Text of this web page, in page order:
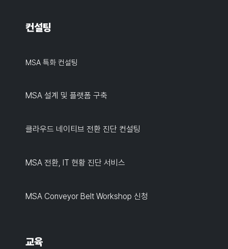
컨설팅
MSA 특화 컨설팅
MSA 설계 및 플랫폼 구축
클라우드 네이티브 전환 진단 컨설팅
MSA 전환, IT 현황 진단 서비스
MSA Conveyor Belt Workshop 신청
교육